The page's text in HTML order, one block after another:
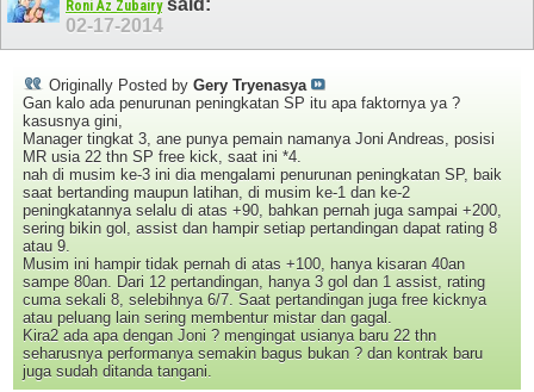
Roni Az Zubairysaid:
02-17-2014
Originally Posted by Gery Tryenasya
Gan kalo ada penurunan peningkatan SP itu apa faktornya ya ?
kasusnya gini,
Manager tingkat 3, ane punya pemain namanya Joni Andreas, posisi
MR usia 22 thn SP free kick, saat ini *4.
nah di musim ke-3 ini dia mengalami penurunan peningkatan SP, baik
saat bertanding maupun latihan, di musim ke-1 dan ke-2
peningkatannya selalu di atas +90, bahkan pernah juga sampai +200,
sering bikin gol, assist dan hampir setiap pertandingan dapat rating 8
atau 9.
Musim ini hampir tidak pernah di atas +100, hanya kisaran 40an
sampe 80an. Dari 12 pertandingan, hanya 3 gol dan 1 assist, rating
cuma sekali 8, selebihnya 6/7. Saat pertandingan juga free kicknya
atau peluang lain sering membentur mistar dan gagal.
Kira2 ada apa dengan Joni ? mengingat usianya baru 22 thn
seharusnya performanya semakin bagus bukan ? dan kontrak baru
juga sudah ditanda tangani.